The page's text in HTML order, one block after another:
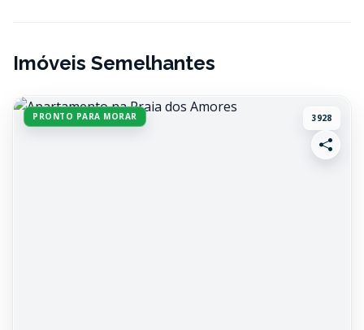
Imóveis Semelhantes
PRONTO PARA MORAR 3928